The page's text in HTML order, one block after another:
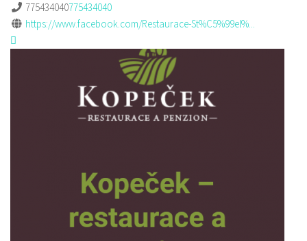
775434040775434040
https://www.facebook.com/Restaurace-St%C5%99el%...